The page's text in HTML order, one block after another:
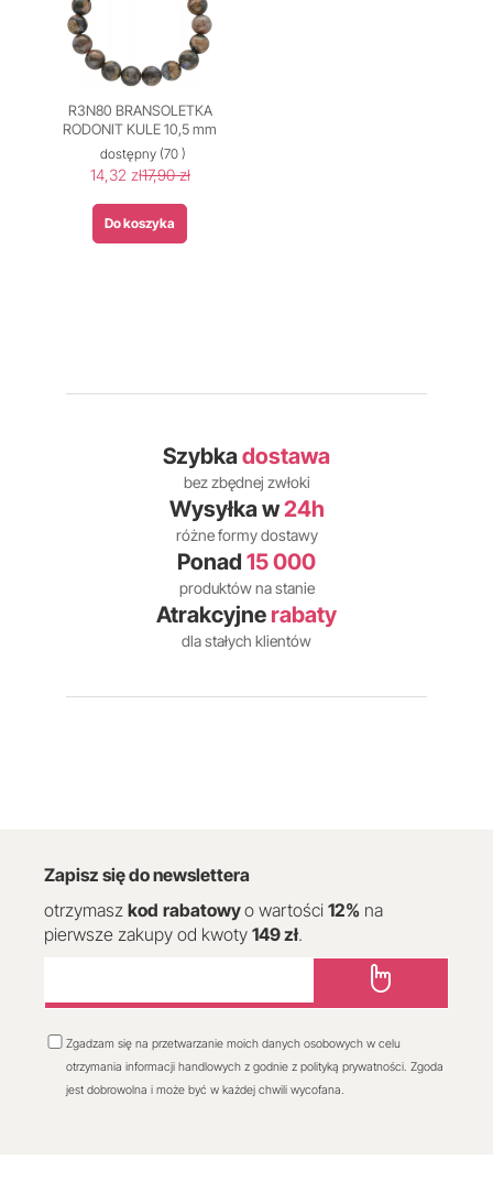
R3N80 BRANSOLETKA
RODONIT KULE 10,5 mm
dostępny(70 )
14,32 zł17,90 zł
Do koszyka
Szybkadostawa
bez zbędnej zwłoki
Wysyłka w24h
różne formy dostawy
Ponad 15 000
produktów na stanie
Atrakcyjne rabaty
dla stałych klientów
Zapisz się do newslettera
otrzymasz kod rabatowyo wartości 12% na
pierwsze zakupy od kwoty 149 zł.
Zgadzam się na przetwarzanie moich danych osobowych w celu
otrzymania informacji handlowych z godnie z polityką prywatności. Zgoda
jest dobrowolna i może być w każdej chwili wycofana.